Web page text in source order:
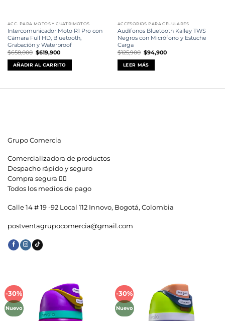
ACC. PARA MOTOS Y CUATRIMOTOS
Intercomunicador Moto R1 Pro con
Cámara Full HD, Bluetooth,
Grabación y Waterproof
$658,000 El
precio
original
era:
$658,000.
$619,900El
actual
es:
$619,900.
AÑADIR AL CARRITO
ACCESORIOS PARA CELULARES
Audífonos Bluetooth Kalley TWS
Negros con Micrófono y Estuche
Carga
$125,900 El
precio
original
era:
$125,900.
$94,900El
LEER MÁS
Grupo Comercia
Comercializadora de productos
Despacho rápido y seguro
Compra segura 👇🏼
Todos los medios de pago
Calle 14 # 19 -92 Local 112 Innovo, Bogotá, Colombia
postventagrupocomercia@gmail.com
-30%
Nuevo
Añadir
lista de
deseos
-30%
Nuevo
Añadir
lista de
deseos